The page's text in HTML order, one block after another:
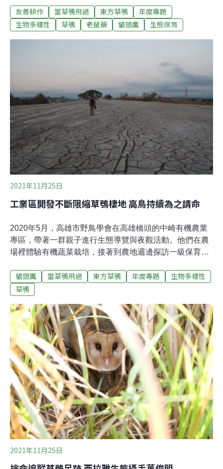
時推測是鼠藥。」高雄鳥會總幹事林昆海說，「草鴞90%
的食物是老鼠，而政府宣傳鼠藥成功消滅了80%的老鼠，
毒棲地 草鴞受農田鼠藥毒害，恐怕是造成族群瀕危的主要
原因之一。不僅野外觀察如此，2015年屏科大野保所鳥類
生態研究室研究證實，老鼠藥已經普遍進入台灣生態的食
物鏈中，造成許多瀕危猛禽中毒死亡。屏科大鳥類生態研
究室研究員洪孝宇指出，經台灣猛禽體內老鼠藥殘留的大
規模調查發現，在21種野外死亡的猛禽樣本中，「種類十
種、數量超過六成」驗出了鼠藥殘
友善耕作 當草鴞飛過 東方草鴞
年度專題
生物多樣性
草鴞 老鼠藥 貓頭鷹 生態保育
2021年11月25日
工業區開發不斷限縮草鴞棲地 高鳥持續為之請命
2020年5月，高雄市野鳥學會在高雄橋頭的中崎有機農業
專區，帶著一群親子進行生態導覽與夜觀活動。他們在農
場裡體驗有機蔬菜栽培，接著到農地週邊探訪一級保育類
區，介於橋頭和燕巢之間。2008年高雄市政府在此設立專
區後，由30多位農民耕耘超過十年，形成一片農業與自然
地、矮叢，以及長滿白茅的草生環境。仔細觀察可見不少
生物鳥類棲息，是緊鄰著高雄市區少有的一片生態綠洲。
接近黃昏的陽光照射下，眼前約1公尺高的白茅草隨風搖
曳著。高雄鳥會講師楊玉祥拿出草鴞的照片，讓孩子們看
看，為什麼這樣的環境適合草鴞生活。他說，週邊無毒友
善的農地可供草鴞覓食捕鼠，因此已經瀕臨絕種的草鴞，
才會選擇在此棲息。高雄鳥會總幹事林昆海指出，幾年前
為了記錄草鴞生態，鳥會就曾在此地目擊及拍攝到草鴞，
而且不遠處的燕巢區更是草鴞繁殖的熱點區
貓頭鷹 當草鴞飛過 東方草鴞 年度專題
生物多樣性
草鴞
2021年11月25日